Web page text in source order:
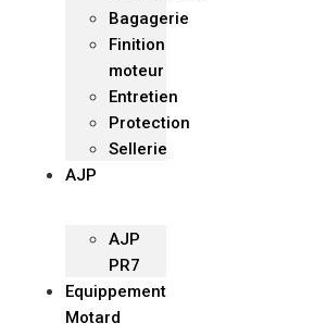
Bagagerie
Finition
moteur
Entretien
Protection
Sellerie
AJP
AJP
PR7
Equippement
Motard